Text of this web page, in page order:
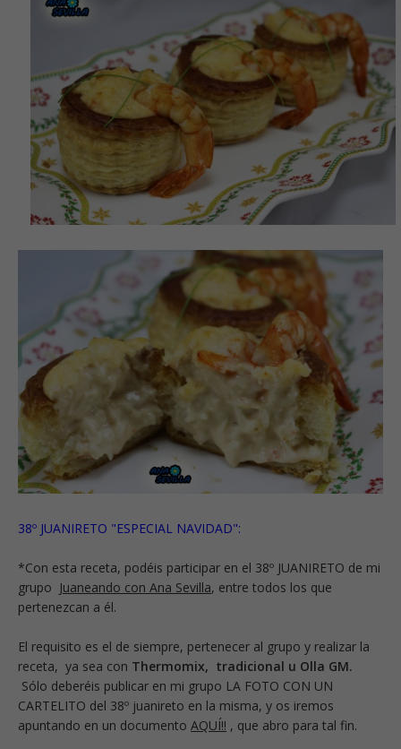
38º JUANIRETO "ESPECIAL NAVIDAD":
*Con esta receta, podéis participar en el 38º JUANIRETO de mi
grupo Juaneando con Ana Sevilla, entre todos los que
pertenezcan a él.
El requisito es el de siempre, pertenecer al grupo y realizar la
receta, ya sea con Thermomix, tradicional u Olla GM.
Sólo deberéis publicar en mi grupo LA FOTO CON UN
CARTELITO del 38º juanireto en la misma, y os iremos
apuntando en un documento AQUÍ!! , que abro para tal fin.